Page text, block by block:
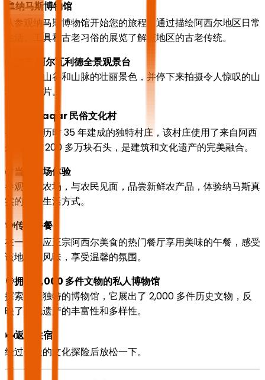
🏛️纳马斯博物馆
从参观纳马斯博物馆开始您的旅程，通过描绘阿西尔地区日常
生活、工具和古老习俗的展览了解该地区的古老传统。
沙夫·阿尔瓦利德全景观景台
欣赏周围山谷和山脉的壮丽景色，并停下来拍摄令人惊叹的山
地景观照片。
Al-Maqar 民俗文化村
参观一座历时 35 年建成的独特村庄，该村庄使用了来自阿西
尔山脉的 200 多万块石头，是建筑和文化遗产的完美融合。
🌿当地农场体验
参观当地农场，与农民见面，品尝新鲜农产品，体验纳马斯真
实的乡村生活方式。
🍽️传统午餐
在一家供应正宗阿西尔美食的热门餐厅享用美味的午餐，感受
该地区的风味，享受温馨的氛围。
🧭拥有 2,000 多件文物的私人博物馆
探索这座独特的博物馆，它展出了 2,000 多件历史文物，反
映了当地遗产的丰富性和多样性。
🛏️返回住宿
经过一天的文化探险后放松一下。